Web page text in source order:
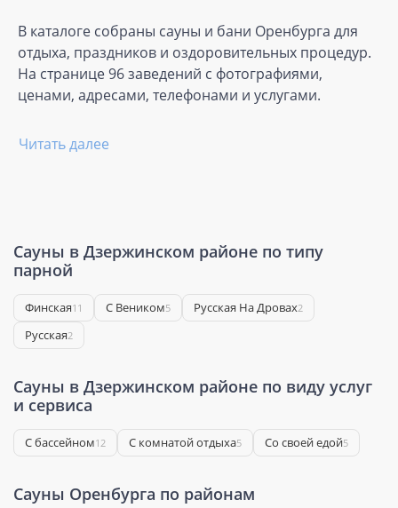
В каталоге собраны сауны и бани Оренбурга для
отдыха, праздников и оздоровительных процедур.
На странице 96 заведений с фотографиями,
ценами, адресами, телефонами и услугами.
Читать далее
Сауны в Дзержинском районе по типу
парной
Финская11 С Веником5 Русская На Дровах2
Русская2
Сауны в Дзержинском районе по виду услуг
и сервиса
С бассейном12 С комнатой отдыха5 Со своей едой5
Сауны Оренбурга по районам